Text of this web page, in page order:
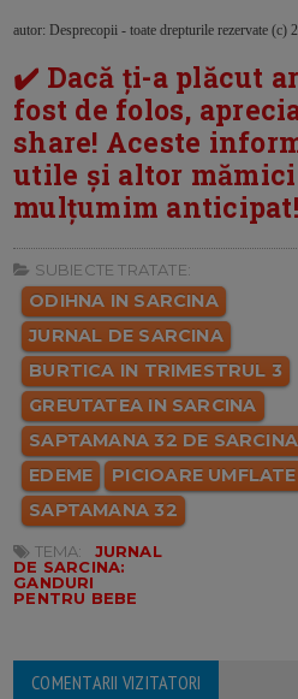
autor: Desprecopii - toate drepturile rezervate (c)
✔️ Dacă ți-a plăcut
fost de folos,
share! Aceste
utile și altor
mulțumim
SUBIECTE TRATATE:
ODIHNA IN SARCINA
JURNAL DE SARCINA
BURTICA IN TRIMESTRUL 3
GREUTATEA IN SARCINA
SAPTAMANA 32 DE SARCINA
EDEME
PICIOARE UMFLATE
SAPTAMANA 32
TEMA:
JURNAL
DE SARCINA:
GANDURI
PENTRU BEBE
COMENTARII VIZITATORI